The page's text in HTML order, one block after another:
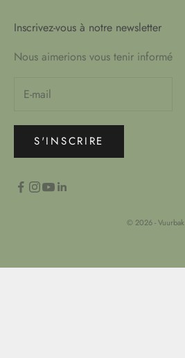
Inscrivez-vous à notre newsletter
Nous aimerions vous tenir informé
S'INSCRIRE
© 2026 - Vuurbak